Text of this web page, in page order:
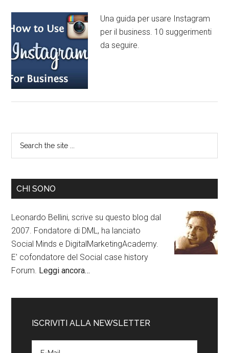
Una guida per usare Instagram
per il business. 10 suggerimenti
da seguire.
CHI SONO
Leonardo Bellini, scrive su questo blog dal
2007. Fondatore di DML, ha lanciato
Social Minds e DigitalMarketingAcademy.
E' cofondatore del Social case history
Forum. Leggi ancora…
ISCRIVITI ALLA NEWSLETTER